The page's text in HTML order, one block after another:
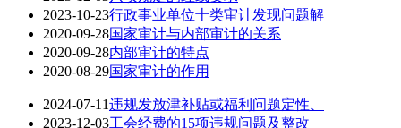
2023-10-23行政事业单位十类审计发现问题解
2020-09-28国家审计与内部审计的关系
2020-09-28内部审计的特点
2020-08-29国家审计的作用
2024-07-11违规发放津补贴或福利问题定性、
2023-12-03工会经费的15项违规问题及整改